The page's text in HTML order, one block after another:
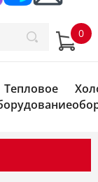
Тепловое